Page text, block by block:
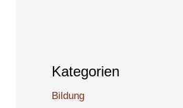
Kategorien
Bildung